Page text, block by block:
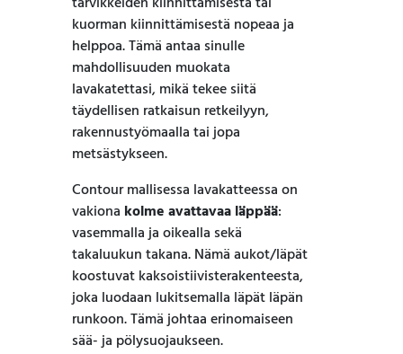
kuorman kiinnittämisestä nopeaa ja
helppoa. Tämä antaa sinulle
mahdollisuuden muokata
lavakatettasi, mikä tekee siitä
täydellisen ratkaisun retkeilyyn,
rakennustyömaalla tai jopa
metsästykseen.
Contour mallisessa lavakatteessa on
vakiona kolme avattavaa läppää:
vasemmalla ja oikealla sekä
takaluukun takana. Nämä aukot/läpät
koostuvat kaksoistiivisterakenteesta,
joka luodaan lukitsemalla läpät läpän
runkoon. Tämä johtaa erinomaiseen
sää- ja pölysuojaukseen.